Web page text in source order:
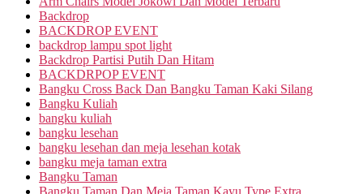
Backdrop
BACKDROP EVENT
backdrop lampu spot light
Backdrop Partisi Putih Dan Hitam
BACKDRPOP EVENT
Bangku Cross Back Dan Bangku Taman Kaki Silang
Bangku Kuliah
bangku kuliah
bangku lesehan
bangku lesehan dan meja lesehan kotak
bangku meja taman extra
Bangku Taman